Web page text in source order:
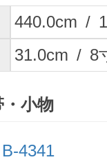
440.0cm /
31.0cm / 8
小物
B-4341